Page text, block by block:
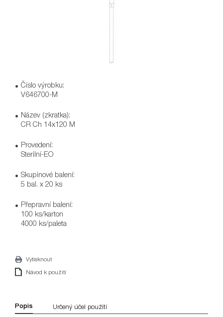
Číslo výrobku:
V646700-M
Název (zkratka):
CR Ch 14x120 M
Provedení:
Sterilní-EO
Skupinové balení:
5 bal. x 20 ks
Přepravní balení:
100 ks/karton
4000 ks/paleta
Vytisknout
Návod k použití
Popis Určený účel použití